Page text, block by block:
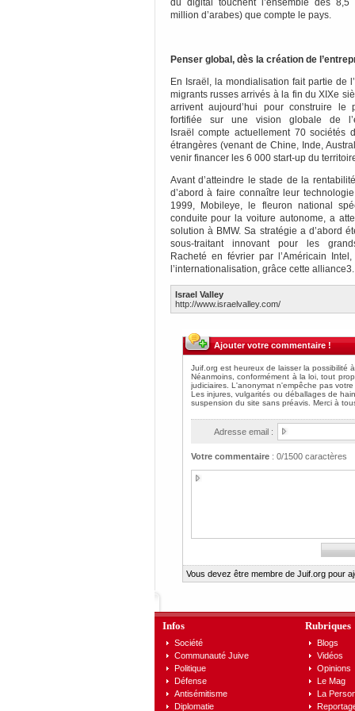
du digital touchent l’ensemble des 8,5
million d’arabes) que compte le pays.
Penser global, dès la création de
En Israël, la mondialisation fait partie de
migrants russes arrivés à la fin du XIXe
arrivent aujourd’hui pour construire le
fortifiée sur une vision globale de
Israël compte actuellement 70 sociétés
étrangères (venant de Chine, Inde,
venir financer les 6 000 start-up du
Avant d’atteindre le stade de la
d’abord à faire connaître leur
1999, Mobileye, le fleuron national
conduite pour la voiture autonome, a
solution à BMW. Sa stratégie a d’abord
sous-traitant innovant pour les
Racheté en février par l’Américain
l’internationalisation, grâce cette alliance3.
Israel Valley
http://www.israelvalley.com/
Ajouter votre commentaire !
Adresse email :
Votre commentaire: 0/1500 caractères
Vous devez être membre de Juif.org pour
Infos
Société
Communauté Juive
Politique
Défense
Antisémitisme
Diplomatie
Rubriques
Blogs
Vidéos
Opinions
Le Mag
La